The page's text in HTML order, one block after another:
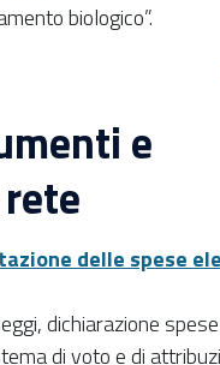
biologico”.
e
delle spese
dichiarazione
di voto e di